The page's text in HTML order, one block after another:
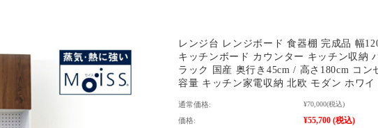
レンジ台 レンジボード 食器棚 完成品 幅
キッチンボード カウンター キッチン収納
ラック 国産 奥行き45cm / 高さ180cm コン
容量 キッチン家電収納 北欧 モダン ホワ
通常価格: ¥70,000(税込)
価格: ¥55,700 (税込)